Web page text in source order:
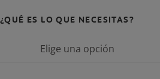
¿QUÉ ES LO QUE NECESITAS?
Elige una opción